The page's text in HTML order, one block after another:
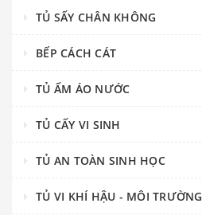
TỦ SẤY CHÂN KHÔNG
BẾP CÁCH CÁT
TỦ ẤM ÁO NƯỚC
TỦ CẤY VI SINH
TỦ AN TOÀN SINH HỌC
TỦ VI KHÍ HẬU - MÔI TRƯỜNG